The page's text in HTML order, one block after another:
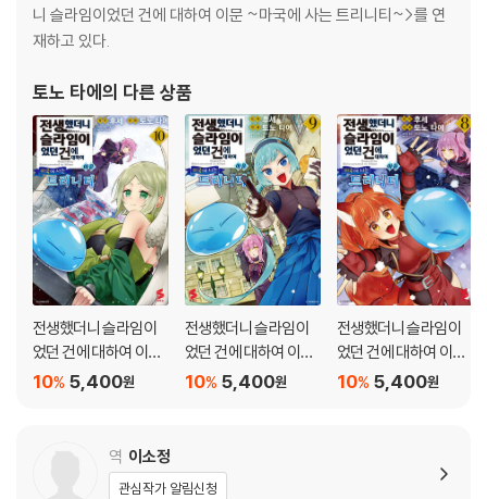
니 슬라임이었던 건에 대하여 이문 ~마국에 사는 트리니티~>를 연
재하고 있다.
토노 타에의 다른 상품
전생했더니 슬라임이
었던 건에 대하여 이문
~마국에 사는 트리니
5,400원
10%
전생했더니 슬라임이
었던 건에 대하여 이문
~마국에 사는 트리니
5,400원
10%
전생했더니 슬라임이
었던 건에 대하여 이문
~마국에 사는 트리니
5,400원
10%
역 이소정
관심작가 알림신청